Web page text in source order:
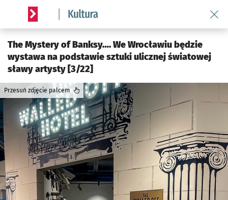
Serwis informacyjny wroclaw.pl podserwis: Kultura
The Mystery of Banksy…. We Wrocławiu będzie
wystawa na podstawie sztuki ulicznej światowej
sławy artysty [3/22]
Przesuń zdjęcie palcem